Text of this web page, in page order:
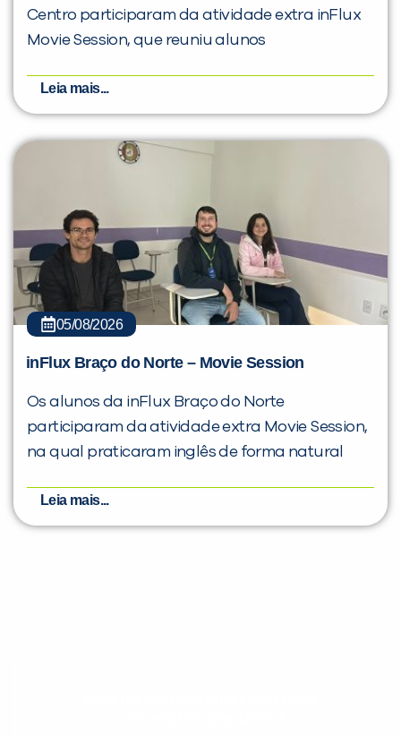
Centro participaram da atividade extra inFlux
Movie Session, que reuniu alunos
Leia mais...
05/08/2026
inFlux Braço do Norte – Movie Session
Os alunos da inFlux Braço do Norte
participaram da atividade extra Movie Session,
na qual praticaram inglês de forma natural
Leia mais...